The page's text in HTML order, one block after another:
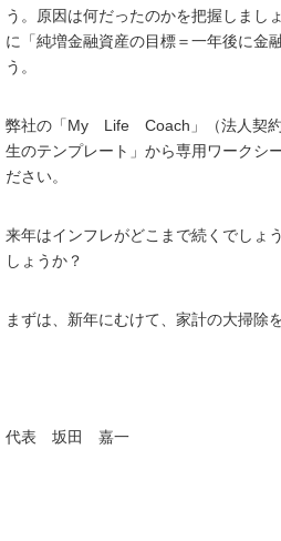
う。原因は何だったのかを把握しまし
に「純増金融資産の目標＝一年後に金
う。
弊社の「My Life Coach」（法人契約
生のテンプレート」から専用ワークシ
ださい。
来年はインフレがどこまで続くでしょ
しょうか？
まずは、新年にむけて、家計の大掃除
代表 坂田 嘉一